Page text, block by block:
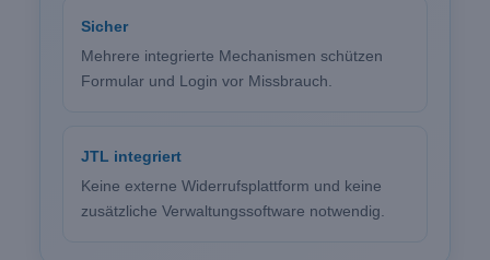
Sicher
Mehrere integrierte Mechanismen schützen
Formular und Login vor Missbrauch.
JTL integriert
Keine externe Widerrufsplattform und keine
zusätzliche Verwaltungssoftware notwendig.